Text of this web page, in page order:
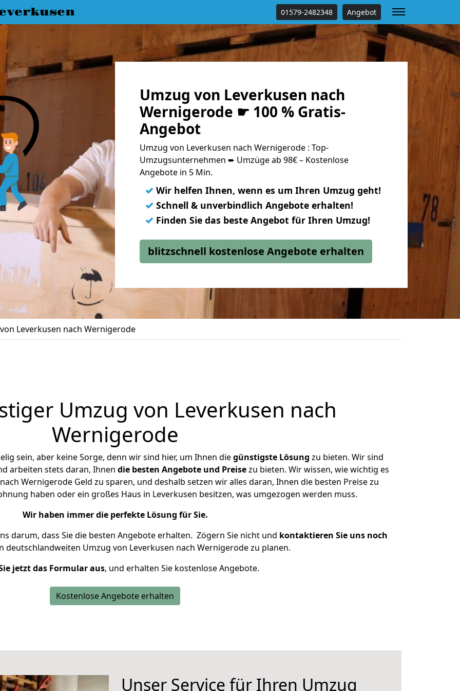
01579-2482348 Angebot
Umzug von Leverkusen nach
Wernigerode ☛ 100 % Gratis-
Angebot
Umzug von Leverkusen nach Wernigerode : Top-
Umzugsunternehmen ➨ Umzüge ab 98€ – Kostenlose
Angebote in 5 Min.
✓ Wir helfen Ihnen, wenn es um Ihren Umzug geht!
✓ Schnell & unverbindlich Angebote erhalten!
✓ Finden Sie das beste Angebot für Ihren Umzug!
blitzschnell kostenlose Angebote erhalten
Leverkusen nach Wernigerode
Umzug von Leverkusen nach
Wernigerode
sein, aber keine Sorge, denn wir sind hier, um Ihnen diegünstigste Lösung zu bieten. Wir sind
arbeiten stets daran, Ihnen die besten Angebote und Preisezu bieten. Wir wissen, wie wichtig es
Wernigerode Geld zu sparen, und deshalb setzen wir alles daran, Ihnen die besten Preise zu
haben oder ein großes Haus in Leverkusen besitzen, was umgezogen werden muss.
Wir haben immer die perfekte Lösung für Sie.
darum, dass Sie die besten Angebote erhalten. Zögern Sie nicht und kontaktieren Sie uns noch
deutschlandweiten Umzug von Leverkusen nach Wernigerode zu planen.
jetzt das Formular aus, und erhalten Sie kostenlose Angebote.
Kostenlose Angebote erhalten
Unser Service für Ihren Umzug